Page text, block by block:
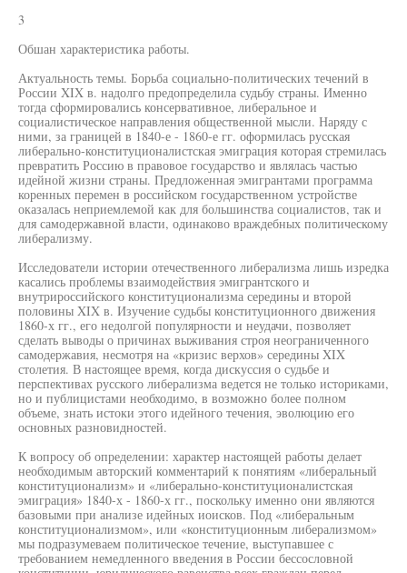
3
Обшан характеристика работы.
Актуальность темы. Борьба социально-политических течений в
России XIX в. надолго предопределила судьбу страны. Именно
тогда сформировались консервативное, либеральное и
социалистическое направления общественной мысли. Наряду с
ними, за границей в 1840-е - 1860-е гг. оформилась русская
либерально-конституционалистская эмиграция которая стремилась
превратить Россию в правовое государство и являлась частью
идейной жизни страны. Предложенная эмигрантами программа
коренных перемен в российском государственном устройстве
оказалась неприемлемой как для большинства социалистов, так и
для самодержавной власти, одинаково враждебных политическому
либерализму.
Исследователи истории отечественного либерализма лишь изредка
касались проблемы взаимодействия эмигрантского и
внутрироссийского конституционализма середины и второй
половины XIX в. Изучение судьбы конституционного движения
1860-х гг., его недолгой популярности и неудачи, позволяет
сделать выводы о причинах выживания строя неограниченного
самодержавия, несмотря на «кризис верхов» середины XIX
столетия. В настоящее время, когда дискуссия о судьбе и
перспективах русского либерализма ведется не только историками,
но и публицистами необходимо, в возможно более полном
объеме, знать истоки этого идейного течения, эволюцию его
основных разновидностей.
К вопросу об определении: характер настоящей работы делает
необходимым авторский комментарий к понятиям «либеральный
конституционализм» и «либерально-конституционалистская
эмиграция» 1840-х - 1860-х гг., поскольку именно они являются
базовыми при анализе идейных иоисков. Под «либеральным
конституционализмом», или «конституционным либерализмом»
мы подразумеваем политическое течение, выступавшее с
требованием немедленного введения в России бессословной